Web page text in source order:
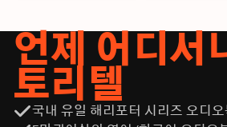
언제 어디서
토리텔
국내 유일 해리포터 시리즈 오디오